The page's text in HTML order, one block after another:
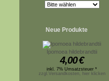
Neue Produkte
Ipomoea hildebrandtii
4,00€
inkl. 7% Umsatzsteuer *
zzgl.Versandkosten, hier klicken